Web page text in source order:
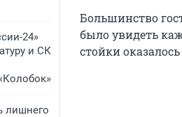
24»
и СК
лишнего
Большинство
было увидеть
стойки